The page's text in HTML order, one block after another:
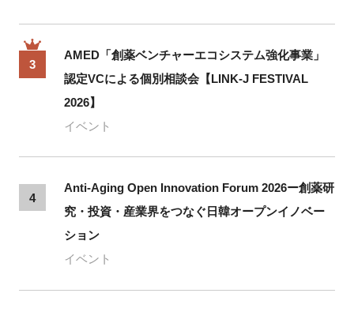
3
AMED「創薬ベンチャーエコシステム強化事業」
認定VCによる個別相談会【LINK-J FESTIVAL
2026】
イベント
4
Anti-Aging Open Innovation Forum 2026ー創薬研
究・投資・産業界をつなぐ日韓オープンイノベー
ション
イベント